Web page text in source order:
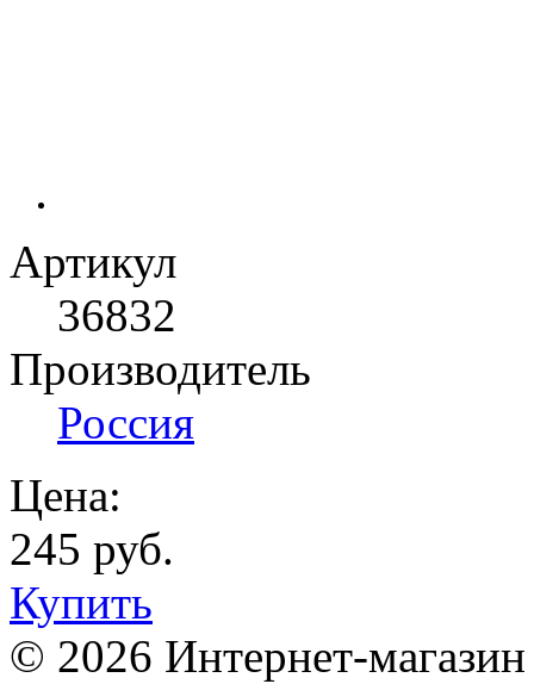
Артикул
36832
Производитель
Россия
Цена:
245 руб.
Купить
© 2026 Интернет-